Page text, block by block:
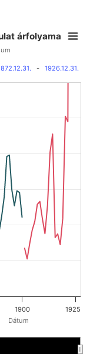
Dátum
árfolyama
- 1926.12.31.
1900 1925